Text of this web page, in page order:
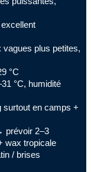
vagues plus petites,
°C
°C, humidité
surtout en camps +
prévoir 2–3
wax tropicale
/ brises